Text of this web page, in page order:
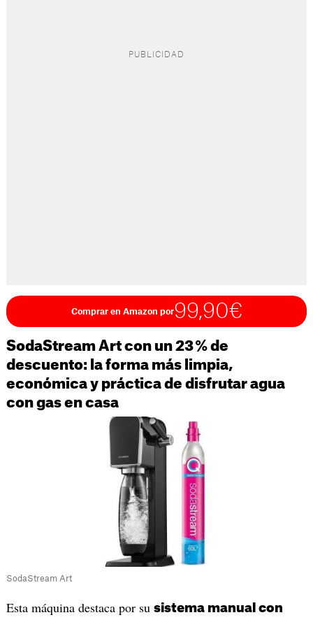
Comprar en Amazon por99,90€
SodaStream Art con un 23 % de
descuento: la forma más limpia,
económica y práctica de disfrutar agua
con gas en casa
SodaStream Art
Esta máquina destaca por su sistema manual con